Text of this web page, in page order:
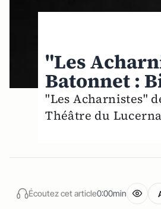
"Les
Batonnet :
"Les Acharnistes"
Théâtre du
Écoutez cet article0:00min